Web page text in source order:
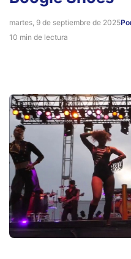
martes, 9 de septiembre de 2025
10 min de lectura